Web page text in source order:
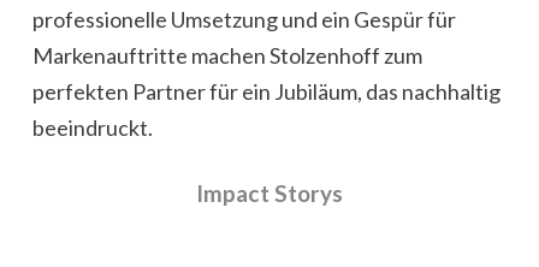
professionelle Umsetzung und ein Gespür für
Markenauftritte machen Stolzenhoff zum
perfekten Partner für ein Jubiläum, das nachhaltig
beeindruckt.
Impact Storys